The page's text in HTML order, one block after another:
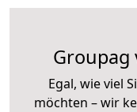
Groupag
Egal, wie viel
möchten – wir